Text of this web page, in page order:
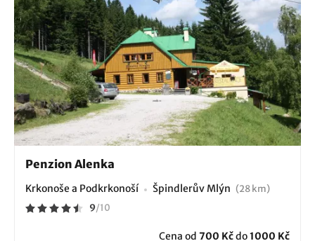
Penzion Alenka
Krkonoše a Podkrkonoší Špindlerův Mlýn (28 km)
9/10
Cena od 700 Kčdo1000 Kč